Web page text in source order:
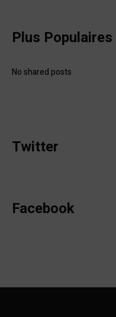
Plus Populaires
No shared posts
Twitter
Facebook